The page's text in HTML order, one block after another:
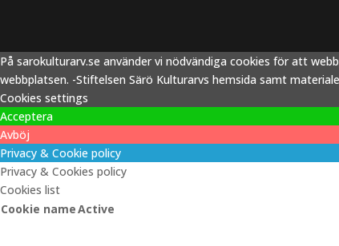
På sarokulturarv.se använder vi nödvändiga cookies för att
webbplatsen. -Stiftelsen Särö Kulturarvs hemsida samt
Cookies settings
Acceptera
Avböj
Privacy & Cookie policy
Privacy & Cookies policy
Cookies list
Cookie nameActive